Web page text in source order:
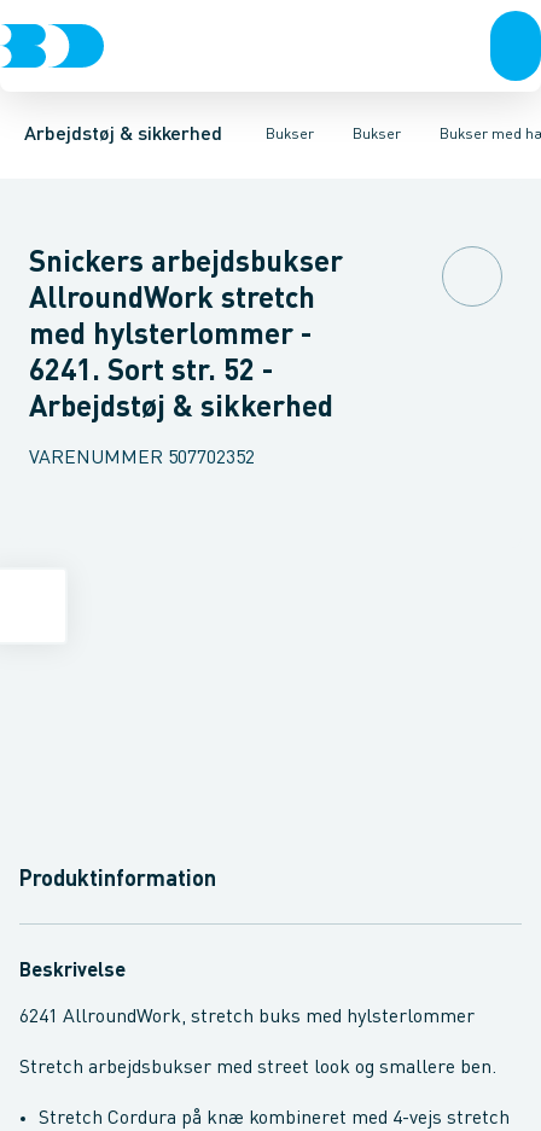
Arbejdstøj & sikkerhed Bukser
Trøjer & t-shirtsBukser Overtøj & huer Undertøj & sokkerSko
Bukser
BukserKnickers & Shorts OverallsKedeldragter Knæskånere
Bukser med
Bukser med hængelommer Bukser med lårlommer
Snickers arbejdsbukser
AllroundWork stretch
med hylsterlommer -
6241. Sort str. 52 -
Arbejdstøj & sikkerhed
VARENUMMER 507702352
Produktinformation
Beskrivelse
6241 AllroundWork, stretch buks med hylsterlommer
Stretch arbejdsbukser med street look og smallere ben.
Stretch Cordura på knæ kombineret med 4-vejs stretch